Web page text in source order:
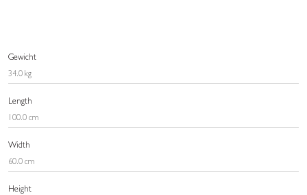
Gewicht
34.0 kg
Length
100.0 cm
Width
60.0 cm
Height